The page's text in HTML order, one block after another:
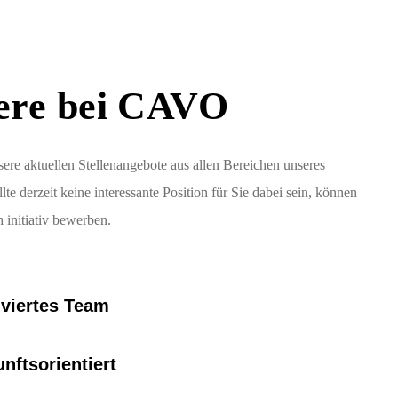
bei CAVO
aktuellen Stellenangebote aus allen Bereichen unseres
derzeit keine interessante Position für Sie dabei sein, können
initiativ bewerben.
Team